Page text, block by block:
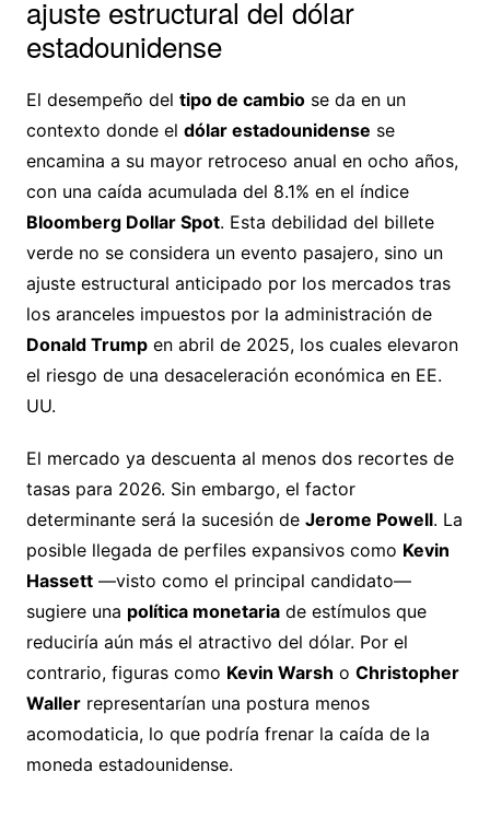
ajuste estructural del dólar
estadounidense
El desempeño del tipo de cambiose da en un
contexto donde el dólar estadounidense se
encamina a su mayor retroceso anual en ocho años,
con una caída acumulada del 8.1% en el índice
Bloomberg Dollar Spot. Esta debilidad del billete
verde no se considera un evento pasajero, sino un
ajuste estructural anticipado por los mercados tras
los aranceles impuestos por la administración de
Donald Trumpen abril de 2025, los cuales elevaron
el riesgo de una desaceleración económica en EE.
UU.
El mercado ya descuenta al menos dos recortes de
tasas para 2026. Sin embargo, el factor
determinante será la sucesión de Jerome Powell. La
posible llegada de perfiles expansivos como Kevin
Hassett—visto como el principal candidato—
sugiere una política monetariade estímulos que
reduciría aún más el atractivo del dólar. Por el
contrario, figuras como Kevin Warsh o Christopher
Wallerrepresentarían una postura menos
acomodaticia, lo que podría frenar la caída de la
moneda estadounidense.